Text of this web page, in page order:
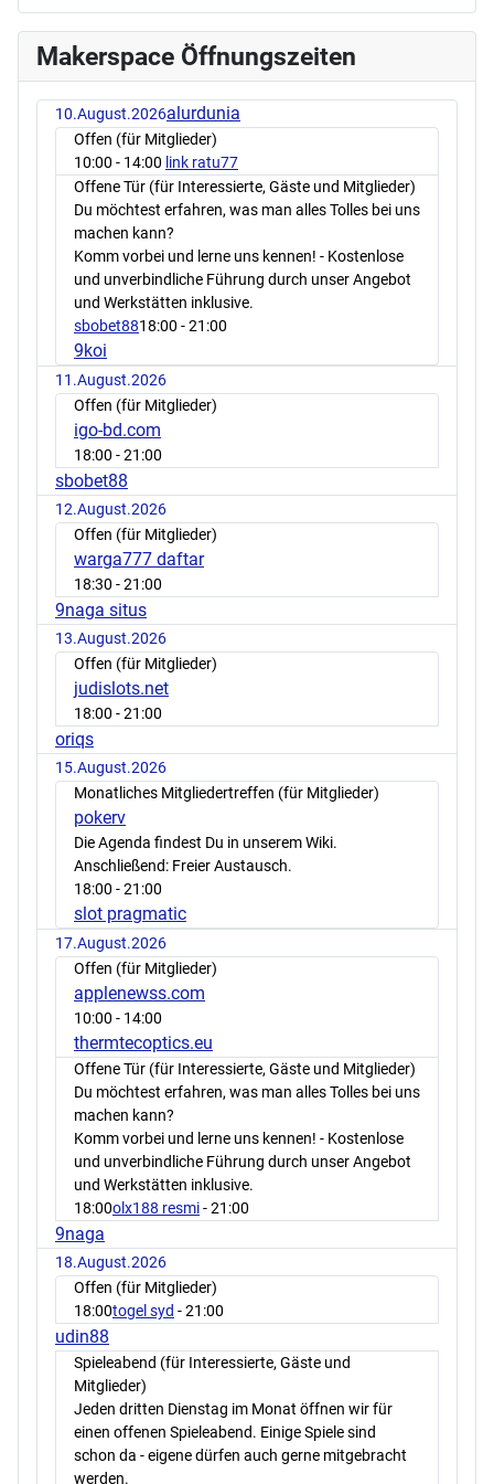
Makerspace Öffnungszeiten
10.August.2026alurdunia
Offen (für Mitglieder)
10:00 - 14:00 link ratu77
Offene Tür (für Interessierte, Gäste und Mitglieder)
Du möchtest erfahren, was man alles Tolles bei uns
machen kann?
Komm vorbei und lerne uns kennen! - Kostenlose
und unverbindliche Führung durch unser Angebot
und Werkstätten inklusive.
sbobet8818:00 - 21:00
9koi
11.August.2026
Offen (für Mitglieder)
igo-bd.com
18:00 - 21:00
sbobet88
12.August.2026
Offen (für Mitglieder)
warga777 daftar
18:30 - 21:00
9naga situs
13.August.2026
Offen (für Mitglieder)
judislots.net
18:00 - 21:00
oriqs
15.August.2026
Monatliches Mitgliedertreffen (für Mitglieder)
pokerv
Die Agenda findest Du in unserem Wiki.
Anschließend: Freier Austausch.
18:00 - 21:00
slot pragmatic
17.August.2026
Offen (für Mitglieder)
applenewss.com
10:00 - 14:00
thermtecoptics.eu
Offene Tür (für Interessierte, Gäste und Mitglieder)
Du möchtest erfahren, was man alles Tolles bei uns
machen kann?
Komm vorbei und lerne uns kennen! - Kostenlose
und unverbindliche Führung durch unser Angebot
und Werkstätten inklusive.
18:00olx188 resmi- 21:00
9naga
18.August.2026
Offen (für Mitglieder)
18:00togel syd - 21:00
udin88
Spieleabend (für Interessierte, Gäste und
Mitglieder)
Jeden dritten Dienstag im Monat öffnen wir für
einen offenen Spieleabend. Einige Spiele sind
schon da - eigene dürfen auch gerne mitgebracht
werden.